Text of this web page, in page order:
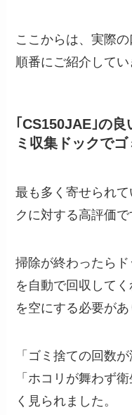
ここからは、実際
順番にご紹介してい
｢CS150JAE｣の
ミ収集ドックで
最も多く寄せられ
クに対する高評価で
掃除が終わったら
を自動で回収して
を空にする必要があ
「ゴミ捨ての回数
「ホコリが舞わず
く見られました。